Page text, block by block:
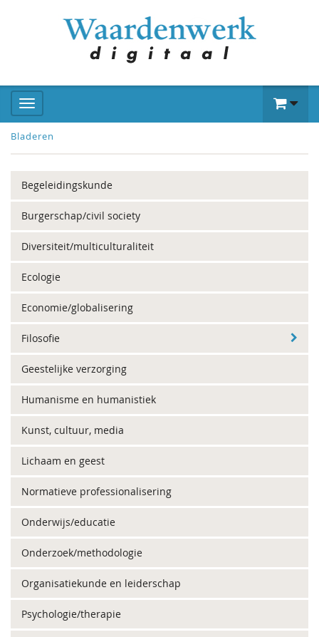
Bladeren
Begeleidingskunde
Burgerschap/civil society
Diversiteit/multiculturaliteit
Ecologie
Economie/globalisering
Filosofie
Geestelijke verzorging
Humanisme en humanistiek
Kunst, cultuur, media
Lichaam en geest
Normatieve professionalisering
Onderwijs/educatie
Onderzoek/methodologie
Organisatiekunde en leiderschap
Psychologie/therapie